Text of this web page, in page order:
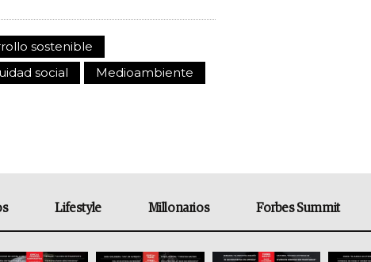
sostenible
social
Medioambiente
Lifestyle Millonarios Forbes Summit